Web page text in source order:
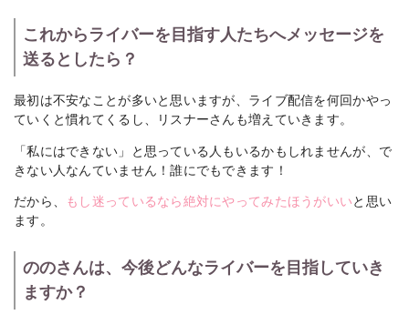
これからライバーを目指す人たちへメッセージを
送るとしたら？
最初は不安なことが多いと思いますが、ライブ配信を何回かやっ
ていくと慣れてくるし、リスナーさんも増えていきます。
「私にはできない」と思っている人もいるかもしれませんが、で
きない人なんていません！誰にでもできます！
だから、 もし迷っているなら絶対にやってみたほうがいい と思い
ます。
ののさんは、今後どんなライバーを目指していき
ますか？